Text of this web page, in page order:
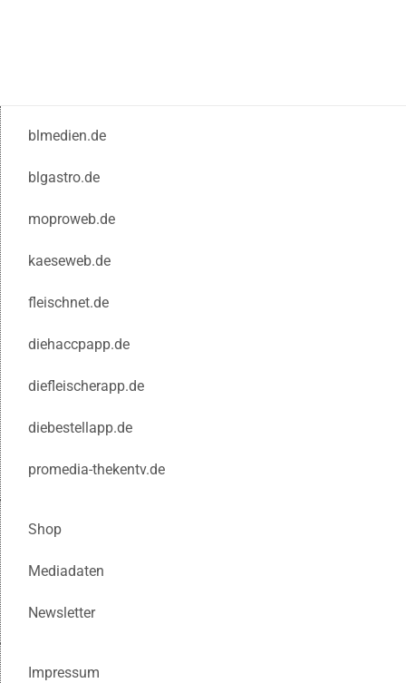
blmedien.de
blgastro.de
moproweb.de
kaeseweb.de
fleischnet.de
diehaccpapp.de
diefleischerapp.de
diebestellapp.de
promedia-thekentv.de
Shop
Mediadaten
Newsletter
Impressum